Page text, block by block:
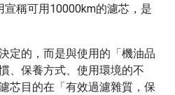
稱可用10000km的濾芯，是
定的，而是與使用的「機油品
、保養方式、使用環境的不
芯目的在「有效過濾雜質，保